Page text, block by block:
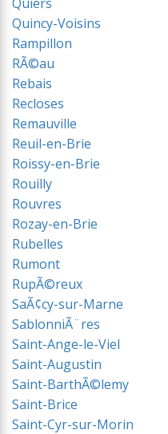
Quincy-Voisins
Rampillon
RÃ©au
Rebais
Recloses
Remauville
Reuil-en-Brie
Roissy-en-Brie
Rouilly
Rouvres
Rozay-en-Brie
Rubelles
Rumont
RupÃ©reux
SaÃ¢cy-sur-Marne
SablonniÃ¨res
Saint-Ange-le-Viel
Saint-Augustin
Saint-BarthÃ©lemy
Saint-Brice
Saint-Cyr-sur-Morin